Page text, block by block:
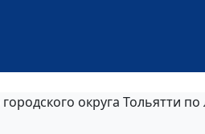
округа Тольятти по